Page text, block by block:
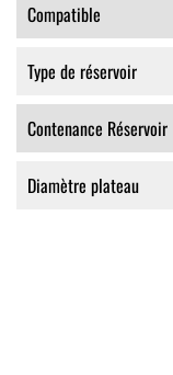
Compatible
Type de réservoir
Contenance Réservoir
Diamètre plateau